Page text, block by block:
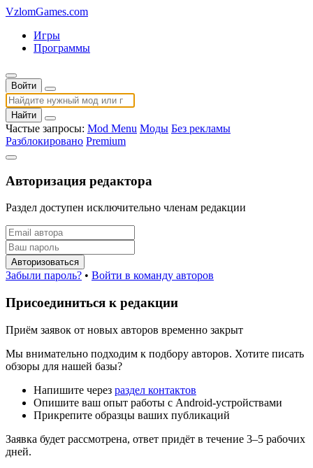
VzlomGames.com
Игры
Программы
Войти
Найти
Частые запросы: Mod Menu Моды Без рекламы
Разблокировано Premium
Авторизация редактора
Раздел доступен исключительно членам редакции
Авторизоваться
Забыли пароль? • Войти в команду авторов
Присоединиться к редакции
Приём заявок от новых авторов временно закрыт
Мы внимательно подходим к подбору авторов. Хотите писать
обзоры для нашей базы?
Напишите через раздел контактов
Опишите ваш опыт работы с Android-устройствами
Прикрепите образцы ваших публикаций
Заявка будет рассмотрена, ответ придёт в течение 3–5 рабочих
дней.